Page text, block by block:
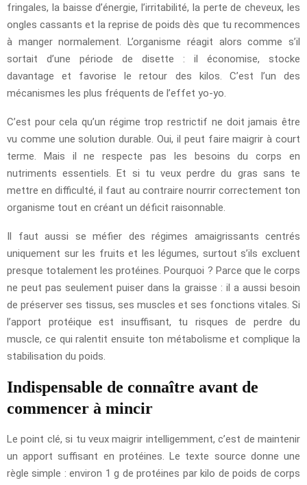
fringales, la baisse d’énergie, l’irritabilité, la perte de cheveux, les
ongles cassants et la reprise de poids dès que tu recommences
à manger normalement. L’organisme réagit alors comme s’il
sortait d’une période de disette : il économise, stocke
davantage et favorise le retour des kilos. C’est l’un des
mécanismes les plus fréquents de l’effet yo-yo.
C’est pour cela qu’un régime trop restrictif ne doit jamais être
vu comme une solution durable. Oui, il peut faire maigrir à court
terme. Mais il ne respecte pas les besoins du corps en
nutriments essentiels. Et si tu veux perdre du gras sans te
mettre en difficulté, il faut au contraire nourrir correctement ton
organisme tout en créant un déficit raisonnable.
Il faut aussi se méfier des régimes amaigrissants centrés
uniquement sur les fruits et les légumes, surtout s’ils excluent
presque totalement les protéines. Pourquoi ? Parce que le corps
ne peut pas seulement puiser dans la graisse : il a aussi besoin
de préserver ses tissus, ses muscles et ses fonctions vitales. Si
l’apport protéique est insuffisant, tu risques de perdre du
muscle, ce qui ralentit ensuite ton métabolisme et complique la
stabilisation du poids.
Indispensable de connaître avant de
commencer à mincir
Le point clé, si tu veux maigrir intelligemment, c’est de maintenir
un apport suffisant en protéines. Le texte source donne une
règle simple : environ 1 g de protéines par kilo de poids de corps